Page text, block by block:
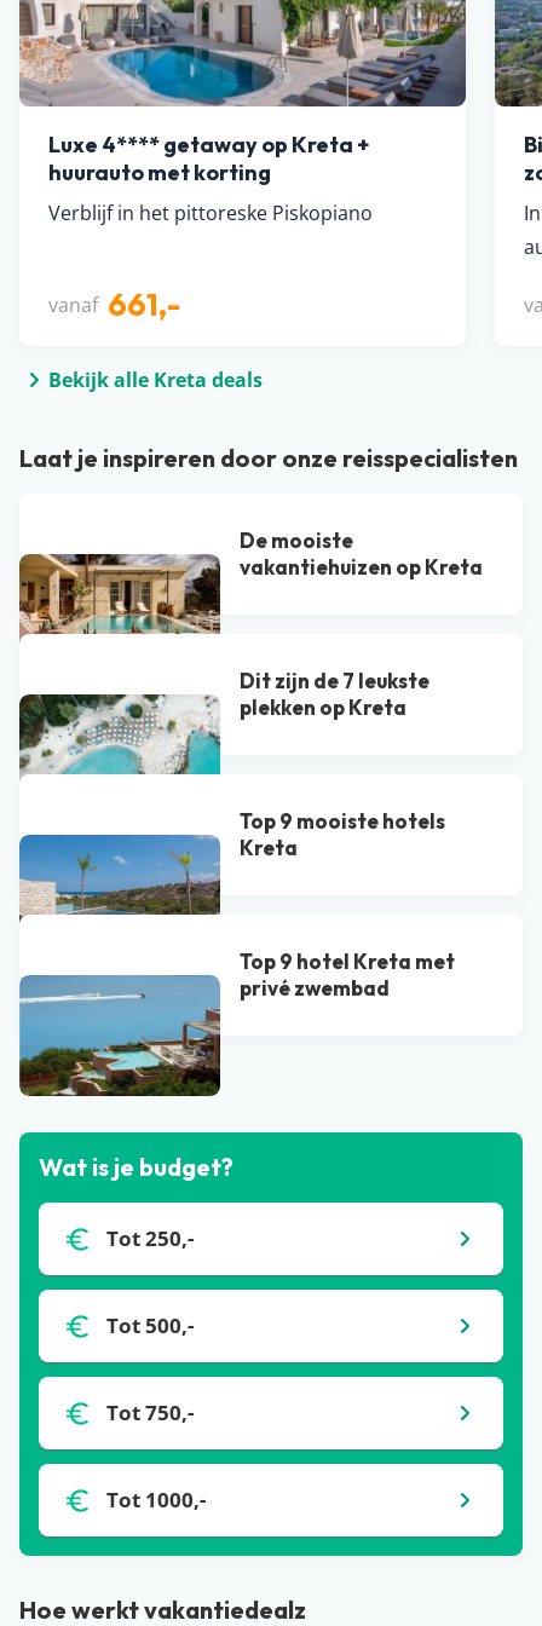
Luxe 4**** getaway op Kreta +
huurauto met korting
Verblijf in het pittoreske Piskopiano
vanaf 661,-
Bekijk alle Kreta deals
Laat je inspireren door onze reisspecialisten
De mooiste
vakantiehuizen op Kreta
Dit zijn de 7 leukste
plekken op Kreta
Top 9 mooiste hotels
Kreta
Top 9 hotel Kreta met
privé zwembad​
Bekijk alle blogs
Wat is je budget?
Tot 250,-
Tot 500,-
Tot 750,-
Tot 1000,-
Hoe werkt vakantiedealz